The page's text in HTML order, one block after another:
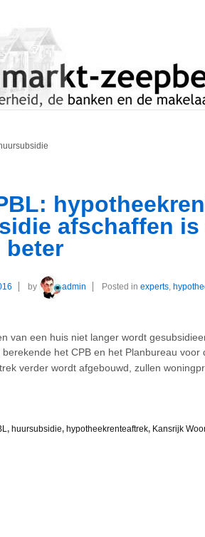
afschaffen
beter
by admin Posted in experts,
van een huis niet langer wordt
het CPB en het Planbureau voor
verder wordt afgebouwd, zullen
, huursubsidie, hypotheekrenteaftrek, Kansrijk